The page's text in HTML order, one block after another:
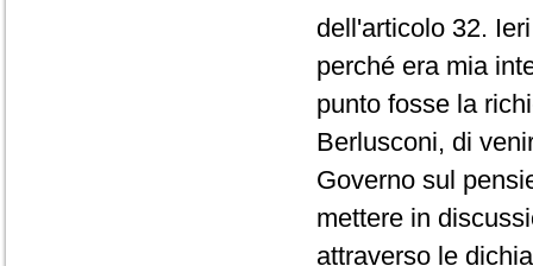
dell'articolo 32.
perché era mia
punto fosse la
Berlusconi, di
Governo sul
mettere in
attraverso le